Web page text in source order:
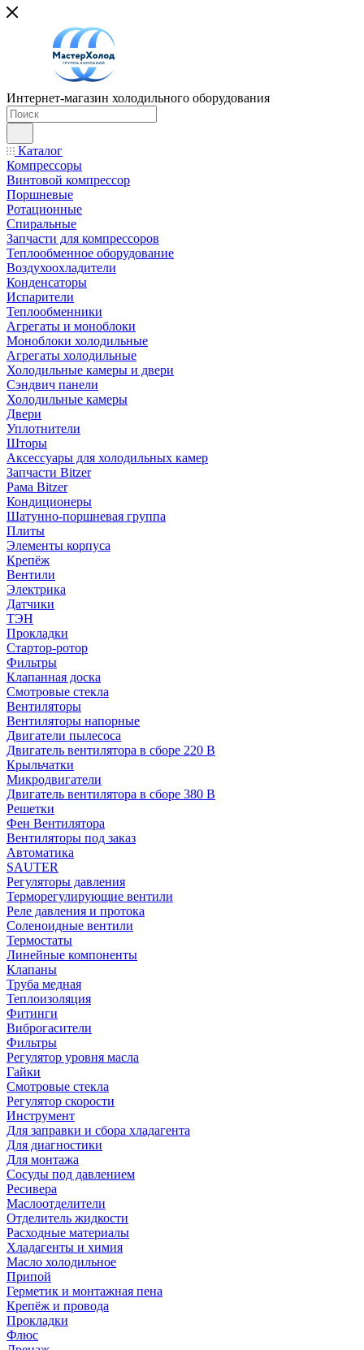
Интернет-магазин холодильного оборудования
Каталог
Компрессоры
Винтовой компрессор
Поршневые
Ротационные
Спиральные
Запчасти для компрессоров
Теплообменное оборудование
Воздухоохладители
Конденсаторы
Испарители
Теплообменники
Агрегаты и моноблоки
Моноблоки холодильные
Агрегаты холодильные
Холодильные камеры и двери
Сэндвич панели
Холодильные камеры
Двери
Уплотнители
Шторы
Аксессуары для холодильных камер
Запчасти Bitzer
Рама Bitzer
Кондиционеры
Шатунно-поршневая группа
Плиты
Элементы корпуса
Крепёж
Вентили
Электрика
Датчики
ТЭН
Прокладки
Стартор-ротор
Фильтры
Клапанная доска
Смотровые стекла
Вентиляторы
Вентиляторы напорные
Двигатели пылесоса
Двигатель вентилятора в сборе 220 В
Крыльчатки
Микродвигатели
Двигатель вентилятора в сборе 380 В
Решетки
Фен Вентилятора
Вентиляторы под заказ
Автоматика
SAUTER
Регуляторы давления
Терморегулирующие вентили
Реле давления и протока
Соленоидные вентили
Термостаты
Линейные компоненты
Клапаны
Труба медная
Теплоизоляция
Фитинги
Виброгасители
Фильтры
Регулятор уровня масла
Гайки
Смотровые стекла
Регулятор скорости
Инструмент
Для заправки и сбора хладагента
Для диагностики
Для монтажа
Сосуды под давлением
Ресивера
Маслоотделители
Отделитель жидкости
Расходные материалы
Хладагенты и химия
Масло холодильное
Припой
Герметик и монтажная пена
Крепёж и провода
Прокладки
Флюс